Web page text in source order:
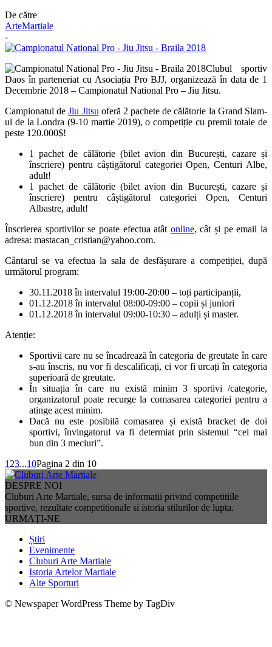
De către
ArteMartiale
-
Clubul sportiv
Daos în parteneriat cu Asociația Pro BJJ, organizează în data de 1
Decembrie 2018 – Campionatul National Pro – Jiu Jitsu.
Campionatul deJiu Jitsu oferă 2 pachete de călătorie la Grand Slam-
ul de la Londra (9-10 martie 2019), o competiție cu premii totale de
peste 120.000$!
1 pachet de călătorie (bilet avion din București, cazare și
înscriere) pentru câștigătorul categoriei Open, Centuri Albe,
adult!
1 pachet de călătorie (bilet avion din București, cazare și
înscriere) pentru câștigătorul categoriei Open, Centuri
Albastre, adult!
Înscrierea sportivilor se poate efectua atât online, cât și pe email la
adresa: mastacan_cristian@yahoo.com.
Cântarul se va efectua la sala de desfășurare a competiției, după
următorul program:
30.11.2018 în intervalul 19:00-20:00 – toți participanții,
01.12.2018 în intervalul 08:00-09:00 – copii și juniori
01.12.2018 în intervalul 09:00-10:30 – adulți și master.
Atenție:
Sportivii care nu se încadrează în categoria de greutate în care
s-au înscris, nu vor fi descalificați, ci vor fi urcați în categoria
superioară de greutate.
În situația în care nu există minim 3 sportivi /categorie,
organizatorul poate recurge la comasarea categoriei pentru a
atinge acest minim.
Dacă nu este posibilă comasarea și există bracket de doi
sportivi, învingatorul va fi determiat prin sistemul “cel mai
bun din 3 meciuri”.
1 23...10Pagina 2 din 10
DESPRE NOI
Cluburi Arte Martiale, sursa de informatii privind competitiile
sportive, rezultate competitionale si istoria stilurilor de lupta.
URMAȚI-NE
Știri
Evenimente
Cluburi Arte Martiale
Istoria Artelor Martiale
Alte Sporturi
© Newspaper WordPress Theme by TagDiv